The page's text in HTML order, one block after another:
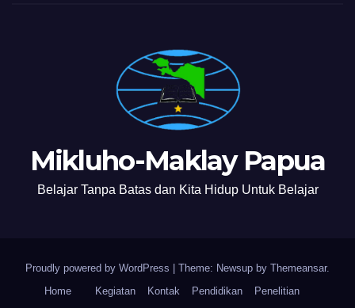
Mikluho-Maklay Papua
Belajar Tanpa Batas dan Kita Hidup Untuk Belajar
Proudly powered by WordPress Theme: Newsup by Themeansar.
Home
Kegiatan Kontak Pendidikan Penelitian